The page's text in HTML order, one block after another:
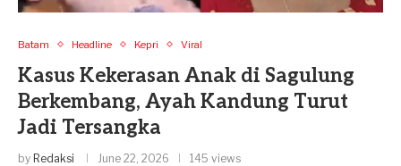
Batam Headline Kepri Viral
Kasus Kekerasan Anak di Sagulung
Berkembang, Ayah Kandung Turut
Jadi Tersangka
by Redaksi June 22, 2026 145 views